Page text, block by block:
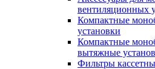
вентиляционных
Компактные
установки
Компактные
вытяжные
Фильтры